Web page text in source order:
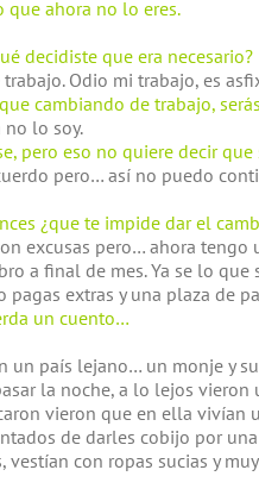
que ahora no lo eres.
decidiste que era necesario?
Odio mi trabajo, es
cambiando de trabajo,
no lo soy.
pero eso no quiere decir
pero… así no puedo
¿que te impide dar el
excusas pero… ahora
a final de mes. Ya se lo
pagas extras y una plaza de
un cuento…
un país lejano… un monje y
la noche, a lo lejos vieron
vieron que en ella vivían
de darles cobijo por
vestían con ropas sucias y